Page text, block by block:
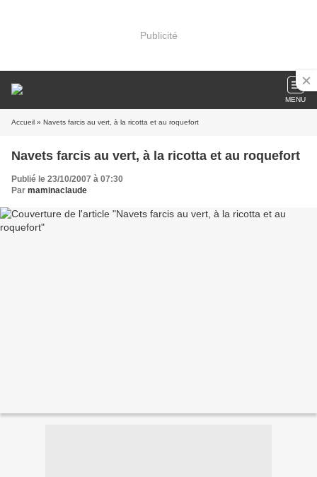
Publicité
MENU
Accueil » Navets farcis au vert, à la ricotta et au roquefort
Navets farcis au vert, à la ricotta et au roquefort
Publié le 23/10/2007 à 07:30
Par maminaclaude